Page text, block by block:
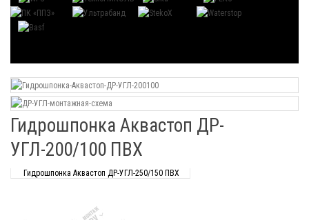
Гидрошпонка Аквастоп ДР-
УГЛ-200/100 ПВХ
Гидрошпонка Аквастоп ДР-УГЛ-250/150 ПВХ